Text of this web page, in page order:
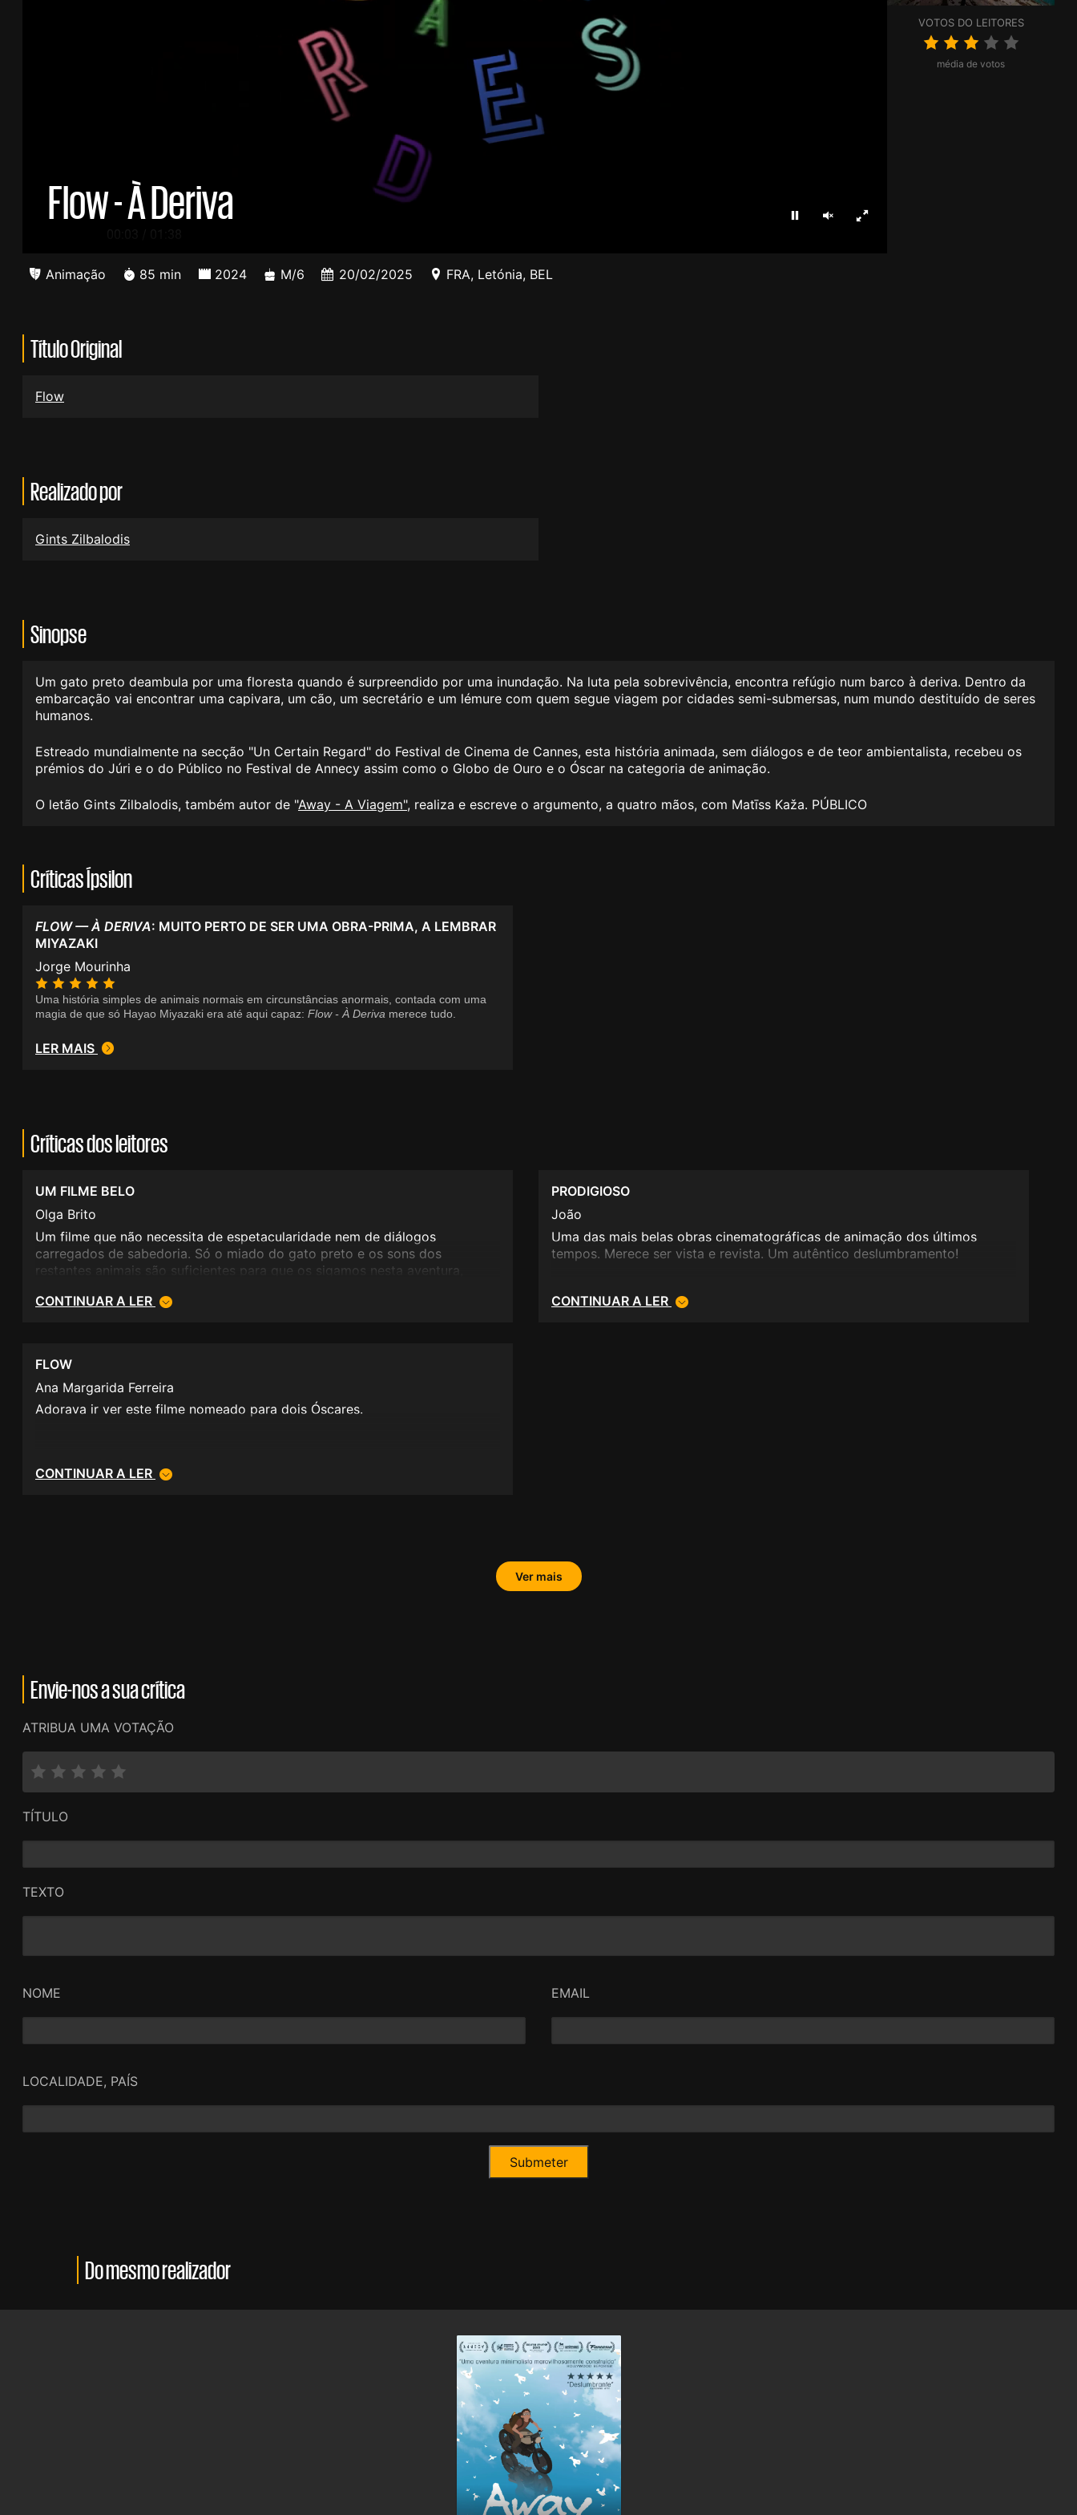
PararLigar somEcrã inteiro
Flow - À Deriva
VOTOS DO LEITORES
média de votos
Animação 85 min 2024 M/6 20/02/2025 FRA, Letónia, BEL
Título Original
Flow
Realizado por
Gints Zilbalodis
Sinopse
Um gato preto deambula por uma floresta quando é surpreendido por uma inundação. Na luta pela sobrevivência, encontra refúgio num barco à deriva. Dentro da
embarcação vai encontrar uma capivara, um cão, um secretário e um lémure com quem segue viagem por cidades semi-submersas, num mundo destituído de seres
humanos.
Estreado mundialmente na secção "Un Certain Regard" do Festival de Cinema de Cannes, esta história animada, sem diálogos e de teor ambientalista, recebeu os
prémios do Júri e o do Público no Festival de Annecy assim como o Globo de Ouro e o Óscar na categoria de animação.
O letão Gints Zilbalodis, também autor de "Away - A Viagem", realiza e escreve o argumento, a quatro mãos, com Matīss Kaža. PÚBLICO
Críticas Ípsilon
FLOW — À DERIVA: MUITO PERTO DE SER UMA OBRA-PRIMA, A LEMBRAR
MIYAZAKI
Jorge Mourinha
Uma história simples de animais normais em circunstâncias anormais, contada com uma
magia de que só Hayao Miyazaki era até aqui capaz: Flow - À Deriva merece tudo.
LER MAIS
Críticas dos leitores
UM FILME BELO
Olga Brito
Um filme que não necessita de espetacularidade nem de diálogos
carregados de sabedoria. Só o miado do gato preto e os sons dos
restantes animais são suficientes para que os sigamos nesta aventura,
esta sensação de ternura. Fui ver com os meus filhos e é tema de muitas
E a banda sonora é uma obra prima.
CONTINUAR A LER
PRODIGIOSO
João
Uma das mais belas obras cinematográficas de animação dos últimos
tempos. Merece ser vista e revista. Um autêntico deslumbramento!
CONTINUAR A LER
FLOW
Ana Margarida Ferreira
Adorava ir ver este filme nomeado para dois Óscares.
CONTINUAR A LER
Ver mais
Envie-nos a sua crítica
ATRIBUA UMA VOTAÇÃO
TÍTULO
TEXTO
NOME EMAIL
LOCALIDADE, PAÍS
Do mesmo realizador